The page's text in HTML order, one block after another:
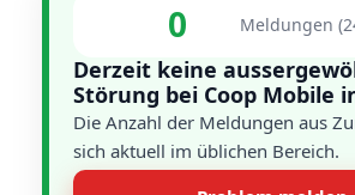
0 Meldungen
Derzeit keine
Störung bei Coop Mobile
Die Anzahl der Meldungen aus
sich aktuell im üblichen Bereich.